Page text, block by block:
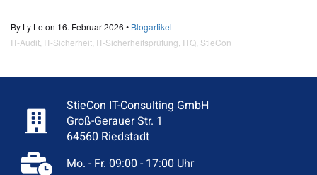
By Ly Le on 16. Februar 2026 • Blogartikel
IT-Audit IT-Sicherheit IT-Sicherheitsprüfung ITQ StieCon
StieCon IT-Consulting GmbH
Groß-Gerauer Str. 1
64560 Riedstadt
Mo. - Fr. 09:00 - 17:00 Uhr